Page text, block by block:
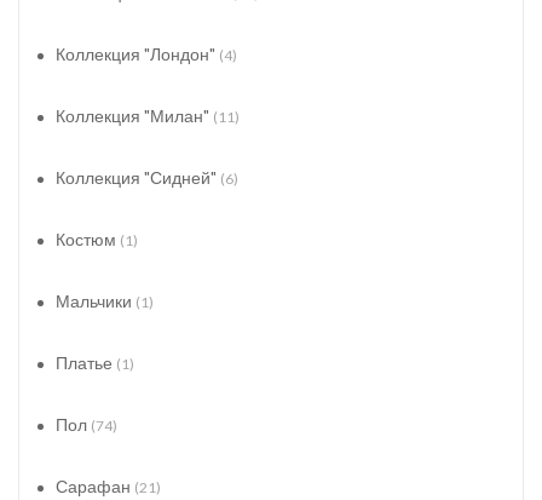
Коллекция "Лондон" (4)
Коллекция "Милан" (11)
Коллекция "Сидней" (6)
Костюм (1)
Мальчики (1)
Платье (1)
Пол (74)
Сарафан (21)